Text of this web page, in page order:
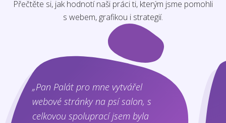
Přečtěte si, jak hodnotí naši práci ti, kterým jsme pomohli
s webem, grafikou i strategií.
„Pan Palát pro mne vytvářel
webové stránky na psí salon, s
celkovou spoluprací jsem byla